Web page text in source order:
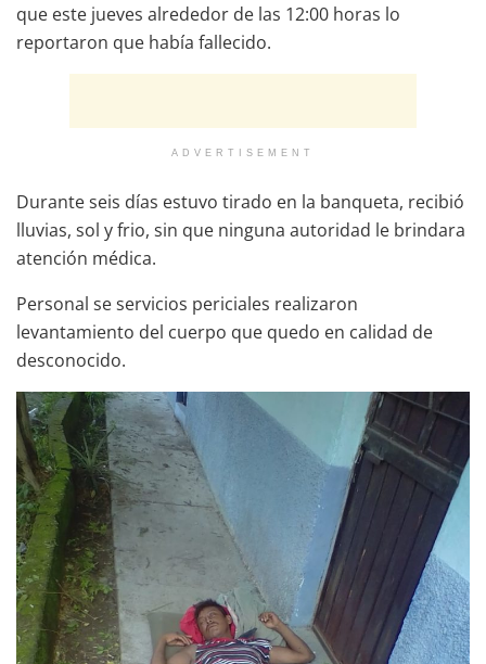
que este jueves alrededor de las 12:00 horas lo
reportaron que había fallecido.
ADVERTISEMENT
Durante seis días estuvo tirado en la banqueta, recibió
lluvias, sol y frio, sin que ninguna autoridad le brindara
atención médica.
Personal se servicios periciales realizaron
levantamiento del cuerpo que quedo en calidad de
desconocido.